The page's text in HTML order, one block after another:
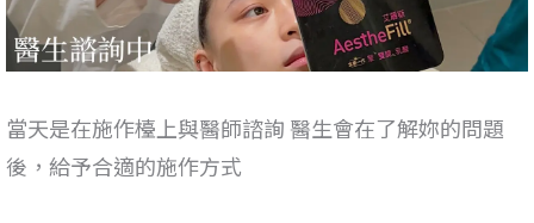
當天是在施作檯上與醫師諮詢 醫生會在了解妳的問題
後，給予合適的施作方式